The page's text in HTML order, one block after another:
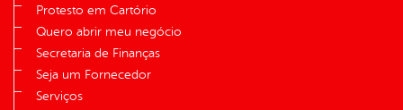
Protesto em Cartório
Quero abrir meu negócio
Secretaria de Finanças
Seja um Fornecedor
Serviços